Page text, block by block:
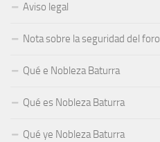
Aviso legal
Nota sobre la seguridad del foro
Qué e Nobleza Baturra
Qué es Nobleza Baturra
Qué ye Nobleza Baturra